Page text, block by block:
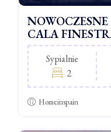
CALA
Sypialnie
2
Homeinspain